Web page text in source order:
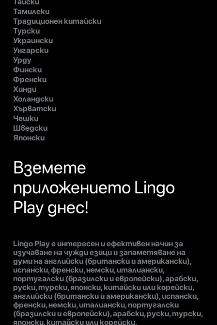
Тамилски
Традиционен китайски
Турски
Украински
Унгарски
Урду
Фински
Френски
Хинди
Холандски
Хърватски
Чешки
Шведски
Японски
Вземете
приложението Lingo
Play днес!
Lingo Play е интересен и ефективен начин за
изучаване на чужди езици и запаметяване на
думи на английски (британски и американски),
испански, френски, немски, италиански,
португалски (бразилски и европейски), арабски,
руски, турски, японски, китайски или корейски,
английски (британски и американски), испански,
френски, немски, италиански, португалски
(бразилски и европейски), арабски, руски, турски,
японски, китайски или корейски.